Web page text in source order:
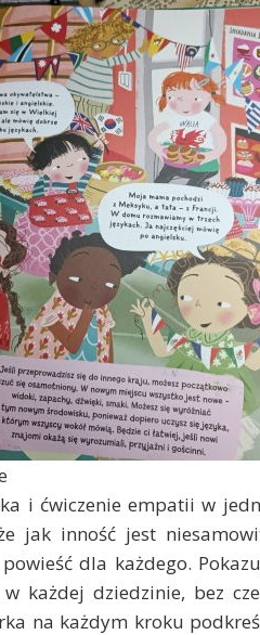
i ćwiczenie empatii w
jak inność jest
dla każdego.
w każdej dziedzinie, bez
na każdym kroku